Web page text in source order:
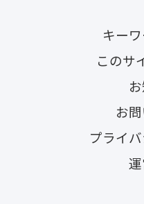
キー
このサ
お
プライ